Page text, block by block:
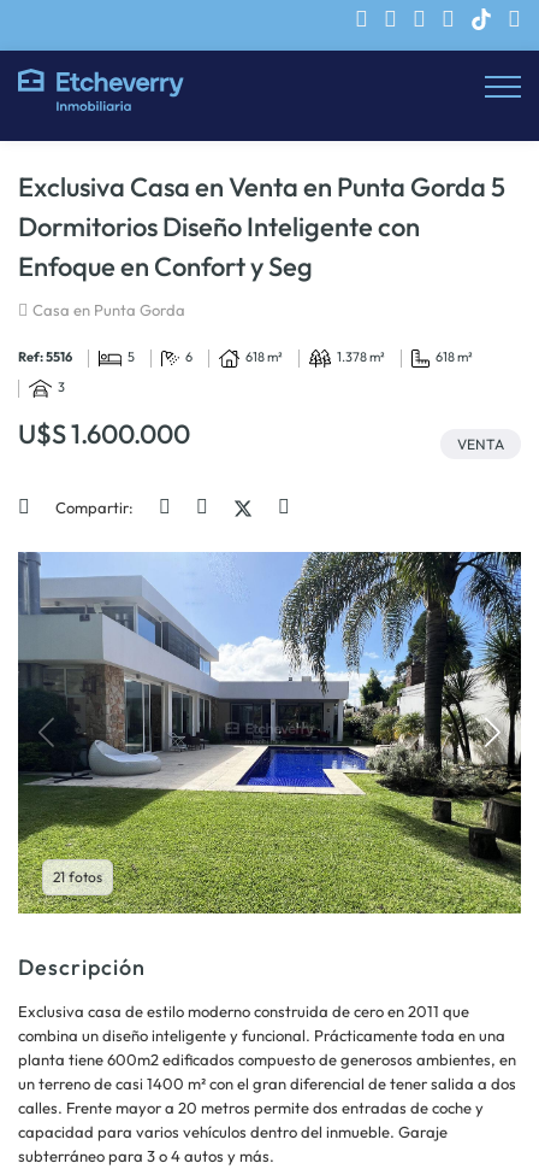
Exclusiva Casa en Venta en Punta Gorda 5
Dormitorios Diseño Inteligente con
Enfoque en Confort y Seg
Casa en Punta Gorda
Ref: 5516 5 6 618 m² 1.378 m²
618 m²
3
U$S 1.600.000 VENTA
Compartir:
21 fotos
Descripción
Exclusiva casa de estilo moderno construida de cero en 2011 que
combina un diseño inteligente y funcional. Prácticamente toda en una
planta tiene 600m2 edificados compuesto de generosos ambientes, en
un terreno de casi 1400 m² con el gran diferencial de tener salida a dos
calles. Frente mayor a 20 metros permite dos entradas de coche y
capacidad para varios vehículos dentro del inmueble. Garaje
subterráneo para 3 o 4 autos y más.